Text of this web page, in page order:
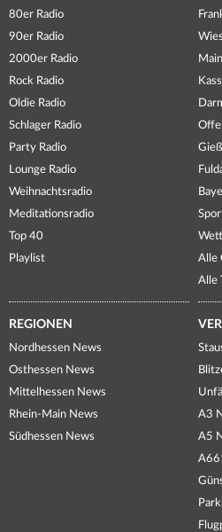
80er Radio
90er Radio
2000er Radio
Rock Radio
Oldie Radio
Schlager Radio
Party Radio
Lounge Radio
Weihnachtsradio
Meditationsradio
Top 40
Playlist
Alle
Alle
REGIONEN
Nordhessen News
Osthessen News
Mittelhessen News
Rhein-Main News
Südhessen News
A3
A5